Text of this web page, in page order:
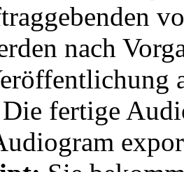
nach
Die fertige